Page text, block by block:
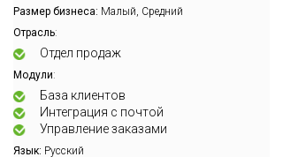
Размер бизнеса: Малый, Средний
Отрасль:
Отдел продаж
Модули:
База клиентов
Интеграция с почтой
Управление заказами
Язык: Русский